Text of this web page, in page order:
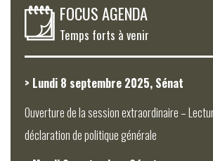
FOCUS AGENDA
Temps forts à venir
> Lundi 8 septembre 2025, Sénat
Ouverture de la session extraordinaire –
déclaration de politique générale